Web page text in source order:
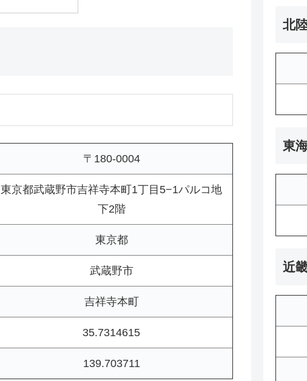
〒180-0004
東京都武蔵野市吉祥寺本町1丁目5−1パルコ地
下2階
東京都
武蔵野市
吉祥寺本町
35.7314615
139.703711
北
東
近